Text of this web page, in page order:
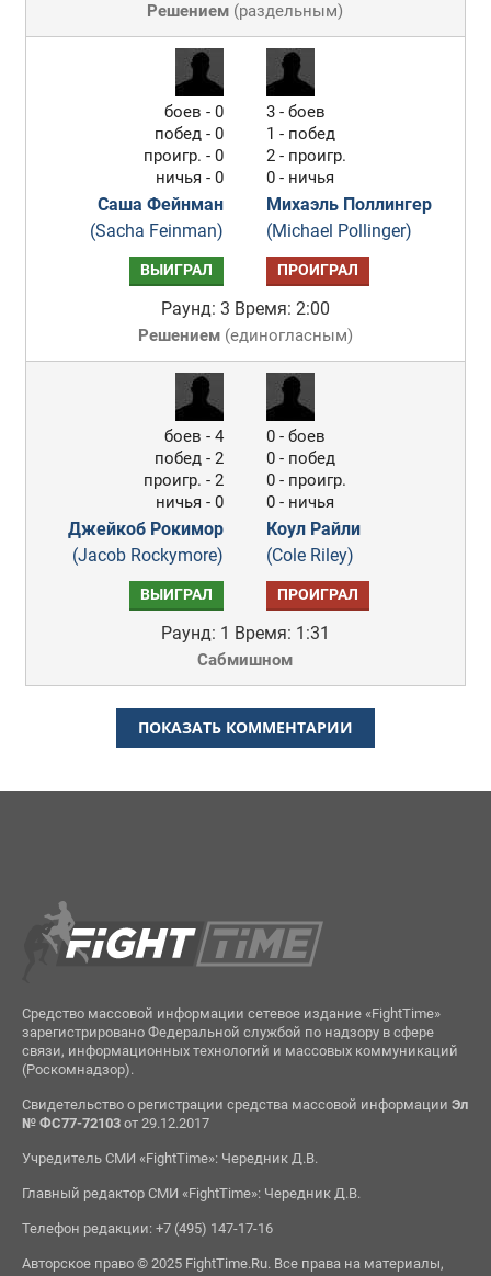
Решением (раздельным)
боев - 0
побед - 0
проигр. - 0
ничья - 0
Саша Фейнман
(Sacha Feinman)
3 - боев
1 - побед
2 - проигр.
0 - ничья
Михаэль Поллингер
(Michael Pollinger)
ВЫИГРАЛ ПРОИГРАЛ
Раунд: 3 Время: 2:00
Решением(единогласным)
боев - 4
побед - 2
проигр. - 2
ничья - 0
Джейкоб Рокимор
(Jacob Rockymore)
0 - боев
0 - побед
0 - проигр.
0 - ничья
Коул Райли
(Cole Riley)
ВЫИГРАЛ ПРОИГРАЛ
Раунд: 1 Время: 1:31
Сабмишном
ПОКАЗАТЬ КОММЕНТАРИИ
Средство массовой информации сетевое издание «FightTime»
зарегистрировано Федеральной службой по надзору в сфере
связи, информационных технологий и массовых коммуникаций
(Роскомнадзор).
Свидетельство о регистрации средства массовой информации Эл
№ ФС77-72103от 29.12.2017
Учредитель СМИ «FightTime»: Чередник Д.В.
Главный редактор СМИ «FightTime»: Чередник Д.В.
Телефон редакции: +7 (495) 147-17-16
Авторское право © 2025 FightTime.Ru. Все права на материалы,